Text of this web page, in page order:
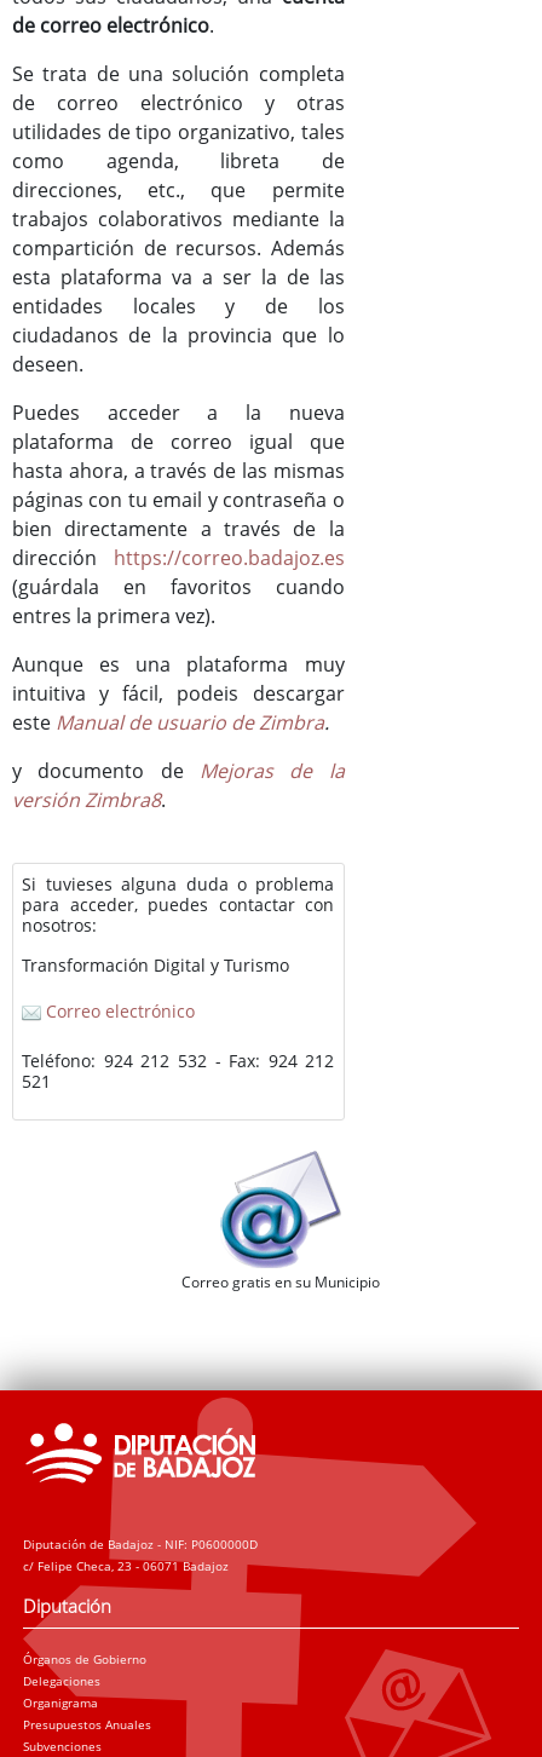
Mejoras versión Zimbra8
Manual de usuario de Zimbra
de correo electrónico.
Se trata de una solución completa
de correo electrónico y otras
utilidades de tipo organizativo, tales
como agenda, libreta de
direcciones, etc., que permite
trabajos colaborativos mediante la
compartición de recursos. Además
esta plataforma va a ser la de las
entidades locales y de los
ciudadanos de la provincia que lo
deseen.
Puedes acceder a la nueva
plataforma de correo igual que
hasta ahora, a través de las mismas
páginas con tu email y contraseña o
bien directamente a través de la
dirección https://correo.badajoz.es
(guárdala en favoritos cuando
entres la primera vez).
Aunque es una plataforma muy
intuitiva y fácil, podeis descargar
este Manual de usuario de Zimbra.
y documento de Mejoras de la
versión Zimbra8.
Si tuvieses alguna duda o problema
para acceder, puedes contactar con
nosotros:
Transformación Digital y Turismo
Correo electrónico
Teléfono: 924 212 532 - Fax: 924 212
521
Correo gratis en su Municipio
Diputación de Badajoz - NIF: P0600000D
c/ Felipe Checa, 23 - 06071 Badajoz
Diputación
Órganos de Gobierno
Delegaciones
Organigrama
Presupuestos Anuales
Subvenciones